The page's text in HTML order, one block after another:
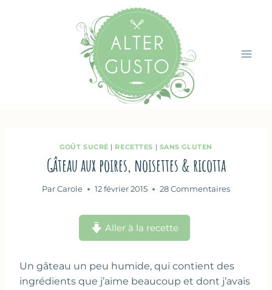
GOÛT SUCRÉ | RECETTES | SANS GLUTEN
Gâteau aux poires, noisettes & ricotta
Par Carole 12 février 2015 28 Commentaires
Aller à la recette
Un gâteau un peu humide, qui contient des
ingrédients que j’aime beaucoup et dont j’avais